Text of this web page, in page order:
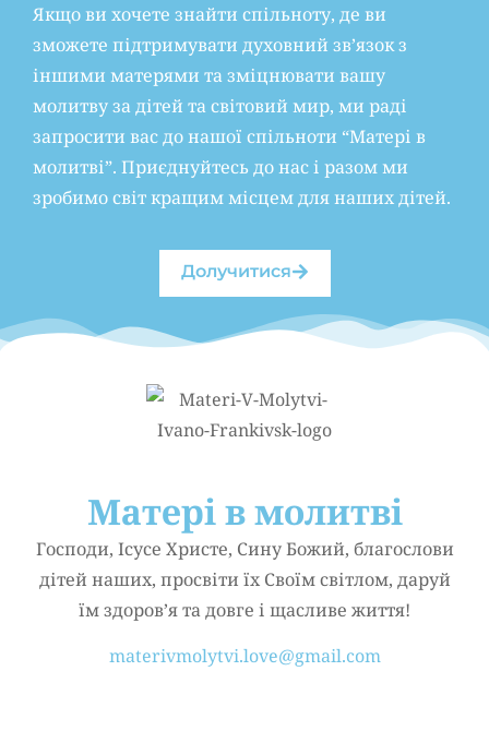
Якщо ви хочете знайти спільноту, де ви
зможете підтримувати духовний зв’язок з
іншими матерями та зміцнювати вашу
молитву за дітей та світовий мир, ми раді
запросити вас до нашої спільноти “Матері в
молитві”. Приєднуйтесь до нас і разом ми
зробимо світ кращим місцем для наших дітей.
Долучитися
Матері в молитві
Господи, Ісусе Христе, Сину Божий, благослови
дітей наших, просвіти їх Своїм світлом, даруй
їм здоров’я та довге і щасливе життя!
materivmolytvi.love@gmail.com